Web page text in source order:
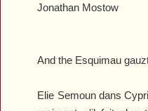
Jonathan Mostow
And the Esquimau
Elie Semoun dans